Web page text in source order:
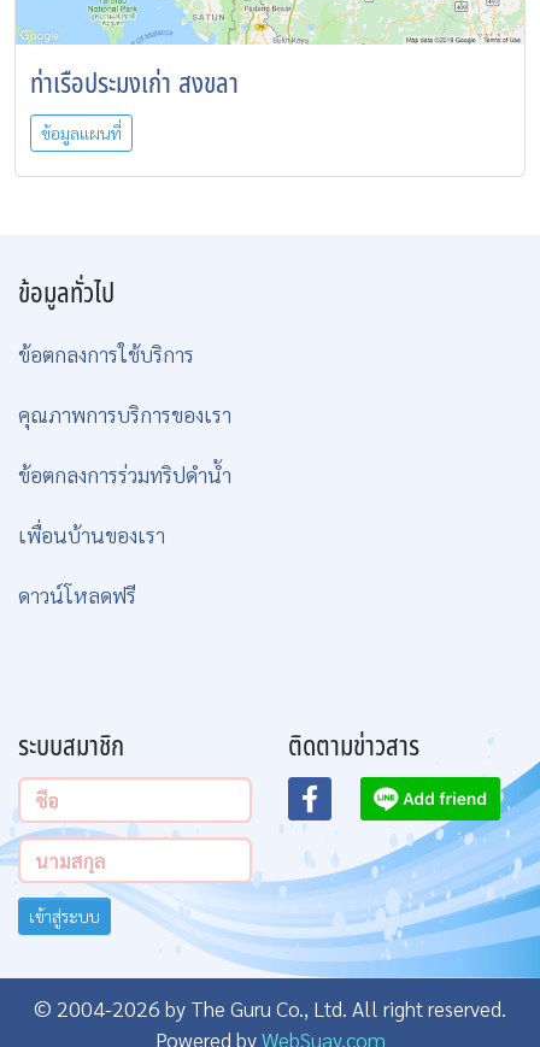
ท่าเรือประมงเก่า สงขลา
ข้อมูลแผนที่
ข้อมูลทั่วไป
ข้อตกลงการใช้บริการ
คุณภาพการบริการของเรา
ข้อตกลงการร่วมทริปดำน้ำ
เพื่อนบ้านของเรา
ดาวน์โหลดฟรี
ระบบสมาชิก
เข้าสู่ระบบ
ติดตามข่าวสาร
© 2004-2026 by The Guru Co., Ltd. All right reserved.
Powered byWebSuay.com